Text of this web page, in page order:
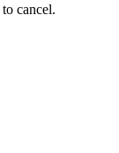
to cancel.